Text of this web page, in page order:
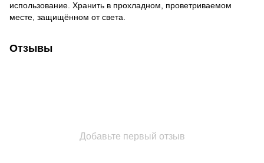
использование. Хранить в прохладном, проветриваемом
месте, защищённом от света.
Отзывы
Добавьте первый отзыв